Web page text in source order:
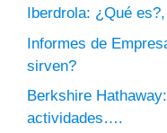
Iberdrola: ¿Qué
Informes de
sirven?
Berkshire
actividades….